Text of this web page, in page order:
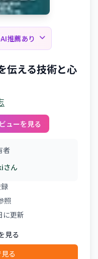
推薦あり
伝える技術と心
ューを見る
者
さん
照
に更新
見る
る